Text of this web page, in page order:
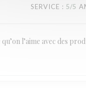
SERVICE : 5/5
l’aime avec des